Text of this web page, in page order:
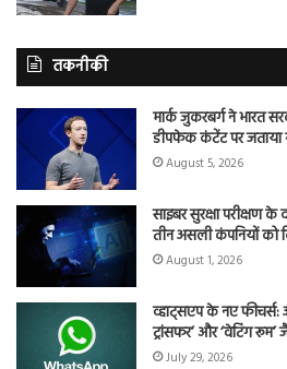
तकनीकी
मार्क जुकरबर्ग ने भारत
डीपफेक कंटेंट पर
August 5, 2026
साइबर सुरक्षा परीक्षण
तीन असली कंपनियों को
August 1, 2026
व्हाट्सएप के नए फीचर्स:
ट्रांसफर’ और ‘वेटिंग रूम’
July 29, 2026